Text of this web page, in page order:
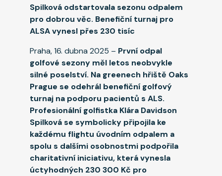
Spilková odstartovala sezonu odpalem
pro dobrou věc. Benefiční turnaj pro
ALSA vynesl přes 230 tisíc
Praha, 16. dubna 2025 – První odpal
golfové sezony měl letos neobvykle
silné poselství. Na greenech hřiště Oaks
Prague se odehrál benefiční golfový
turnaj na podporu pacientů s ALS.
Profesionální golfistka Klára Davidson
Spilková se symbolicky připojila ke
každému flightu úvodním odpalem a
spolu s dalšími osobnostmi podpořila
charitativní iniciativu, která vynesla
úctyhodných 230 300 Kč pro